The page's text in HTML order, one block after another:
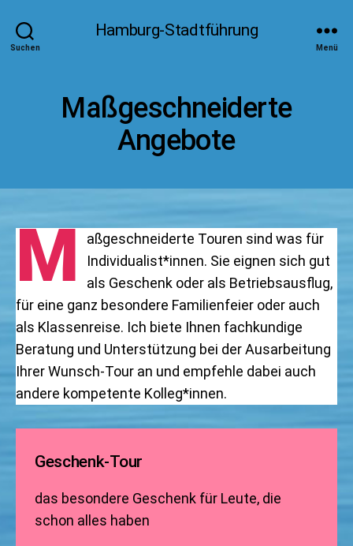
Suchen
Hamburg-Stadtführung
Menü
Maßgeschneiderte
Angebote
M aßgeschneiderte Touren sind was für
Individualist*innen. Sie eignen sich gut
als Geschenk oder als Betriebsausflug,
für eine ganz besondere Familienfeier oder auch
als Klassenreise. Ich biete Ihnen fachkundige
Beratung und Unterstützung bei der Ausarbeitung
Ihrer Wunsch-Tour an und empfehle dabei auch
andere kompetente Kolleg*innen.
Geschenk-Tour
das besondere Geschenk für Leute, die
schon alles haben